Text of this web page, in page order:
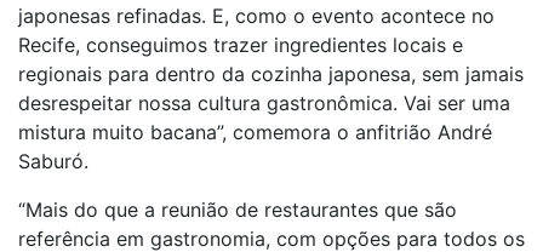
japonesas refinadas. E, como o evento acontece no
Recife, conseguimos trazer ingredientes locais e
regionais para dentro da cozinha japonesa, sem jamais
desrespeitar nossa cultura gastronômica. Vai ser uma
mistura muito bacana”, comemora o anfitrião André
Saburó.
“Mais do que a reunião de restaurantes que são
referência em gastronomia, com opções para todos os